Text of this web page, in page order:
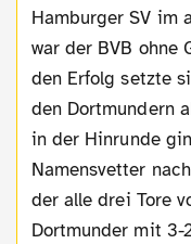
Hamburger SV im
war der BVB ohne
den Erfolg setzte
den Dortmundern
in der Hinrunde
Namensvetter
der alle drei Tore
Dortmunder mit 3-